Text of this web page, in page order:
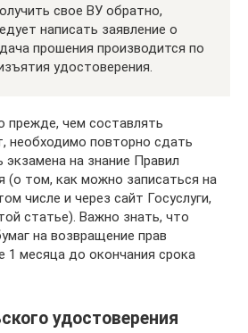
свое ВУ обратно,
написать заявление о
прошения производится по
удостоверения.
прежде, чем составлять
необходимо повторно сдать
экзамена на знание Правил
том, как можно записаться на
числе и через сайт Госуслуги,
статье). Важно знать, что
на возвращение прав
1 месяца до окончания срока
удостоверения